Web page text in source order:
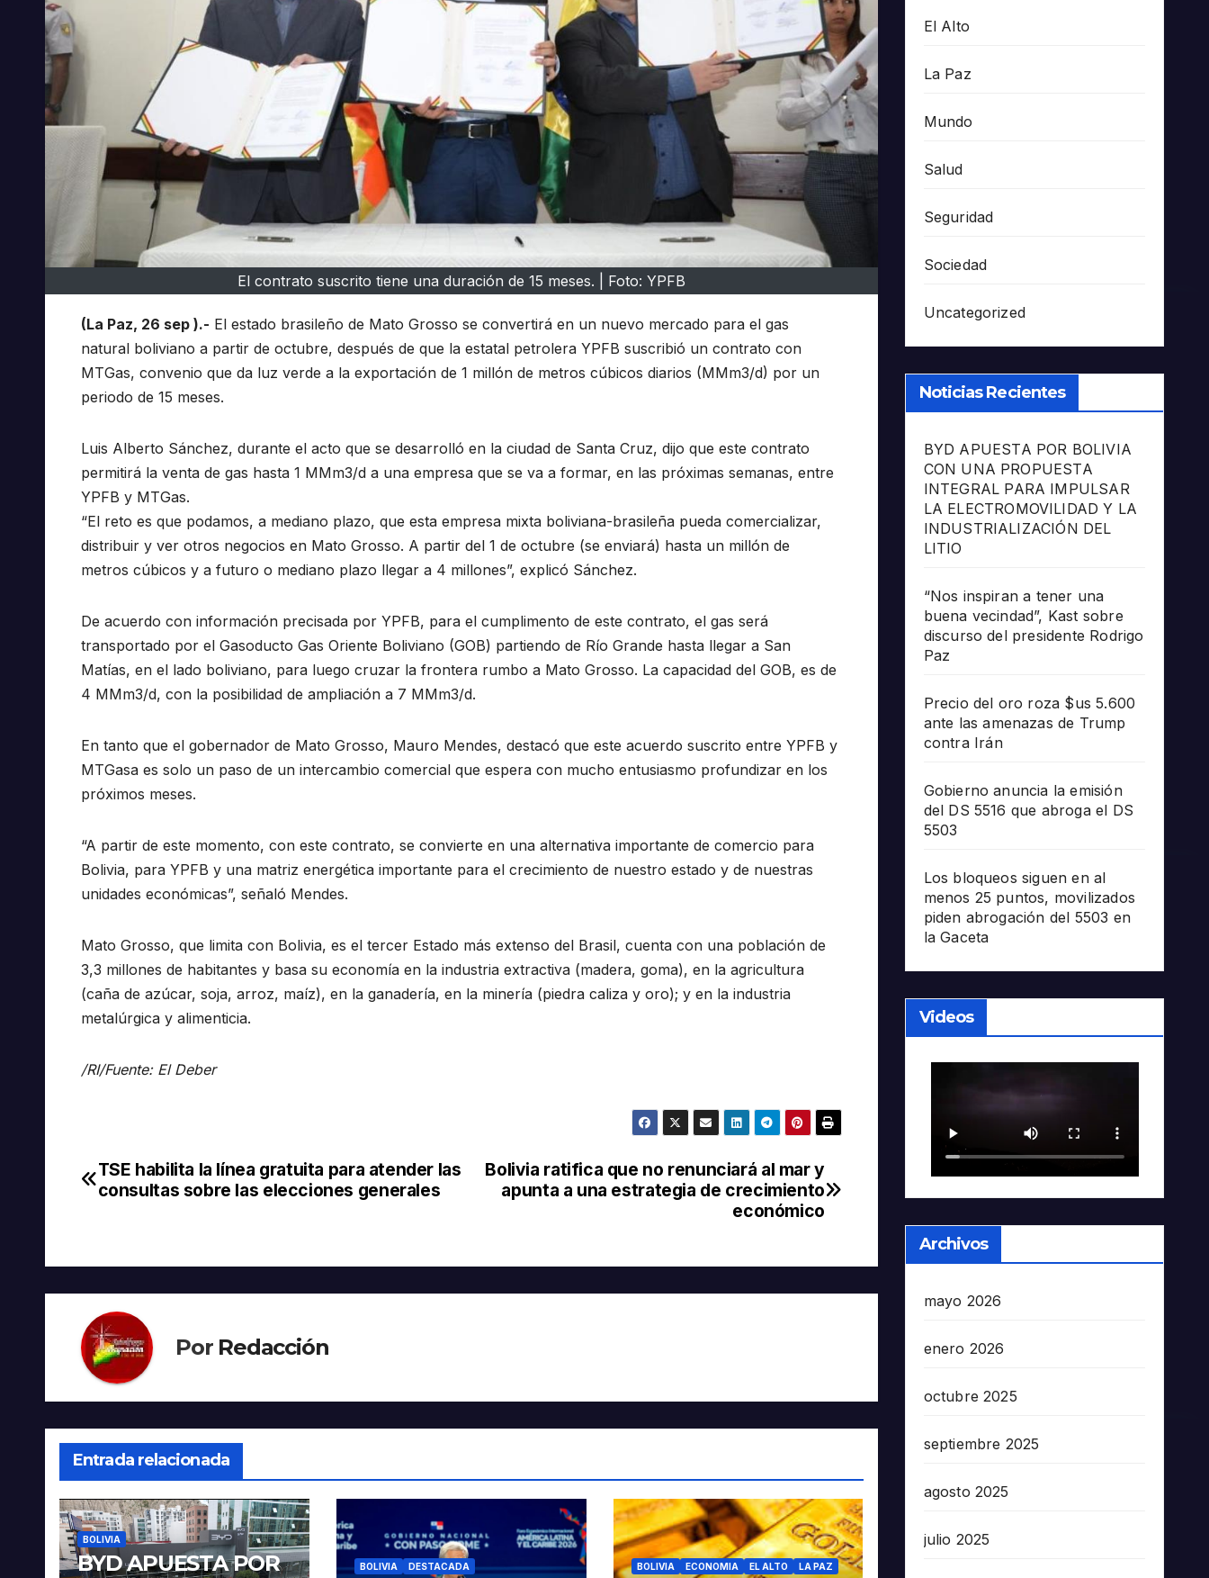
El contrato suscrito tiene una duración de 15 meses. | Foto: YPFB
(La Paz, 26 sep ).- El estado brasileño de Mato Grosso se convertirá en un nuevo mercado para el gas
natural boliviano a partir de octubre, después de que la estatal petrolera YPFB suscribió un contrato con
MTGas, convenio que da luz verde a la exportación de 1 millón de metros cúbicos diarios (MMm3/d) por un
periodo de 15 meses.
Luis Alberto Sánchez, durante el acto que se desarrolló en la ciudad de Santa Cruz, dijo que este contrato
permitirá la venta de gas hasta 1 MMm3/d a una empresa que se va a formar, en las próximas semanas, entre
YPFB y MTGas.
“El reto es que podamos, a mediano plazo, que esta empresa mixta boliviana-brasileña pueda comercializar,
distribuir y ver otros negocios en Mato Grosso. A partir del 1 de octubre (se enviará) hasta un millón de
metros cúbicos y a futuro o mediano plazo llegar a 4 millones”, explicó Sánchez.
De acuerdo con información precisada por YPFB, para el cumplimento de este contrato, el gas será
transportado por el Gasoducto Gas Oriente Boliviano (GOB) partiendo de Río Grande hasta llegar a San
Matías, en el lado boliviano, para luego cruzar la frontera rumbo a Mato Grosso. La capacidad del GOB, es de
4 MMm3/d, con la posibilidad de ampliación a 7 MMm3/d.
En tanto que el gobernador de Mato Grosso, Mauro Mendes, destacó que este acuerdo suscrito entre YPFB y
MTGasa es solo un paso de un intercambio comercial que espera con mucho entusiasmo profundizar en los
próximos meses.
“A partir de este momento, con este contrato, se convierte en una alternativa importante de comercio para
Bolivia, para YPFB y una matriz energética importante para el crecimiento de nuestro estado y de nuestras
unidades económicas”, señaló Mendes.
Mato Grosso, que limita con Bolivia, es el tercer Estado más extenso del Brasil, cuenta con una población de
3,3 millones de habitantes y basa su economía en la industria extractiva (madera, goma), en la agricultura
(caña de azúcar, soja, arroz, maíz), en la ganadería, en la minería (piedra caliza y oro); y en la industria
metalúrgica y alimenticia.
/RI/Fuente: El Deber
Navegación
Bolivia ratifica que no renunciará al mar y
apunta a una estrategia de crecimiento
económico
TSE habilita la línea gratuita para atender las
consultas sobre las elecciones generales
Por Redacción
Entrada relacionada
BOLIVIA
BYD APUESTA POR
BOLIVIA DESTACADA BOLIVIA ECONOMIA EL ALTO LA PAZ
El Alto
La Paz
Mundo
Salud
Seguridad
Sociedad
Uncategorized
Noticias Recientes
BYD APUESTA POR BOLIVIA
CON UNA PROPUESTA
INTEGRAL PARA IMPULSAR
LA ELECTROMOVILIDAD Y LA
INDUSTRIALIZACIÓN DEL
LITIO
“Nos inspiran a tener una
buena vecindad”, Kast sobre
discurso del presidente Rodrigo
Paz
Precio del oro roza $us 5.600
ante las amenazas de Trump
contra Irán
Gobierno anuncia la emisión
del DS 5516 que abroga el DS
5503
Los bloqueos siguen en al
menos 25 puntos, movilizados
piden abrogación del 5503 en
la Gaceta
Videos
Archivos
mayo 2026
enero 2026
octubre 2025
septiembre 2025
agosto 2025
julio 2025